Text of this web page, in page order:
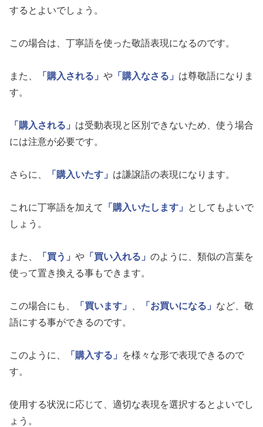
するとよいでしょう。
この場合は、丁寧語を使った敬語表現になるのです。
また、 「購入される」 や 「購入なさる」 は尊敬語になりま
す。
「購入される」 は受動表現と区別できないため、使う場合
には注意が必要です。
さらに、 「購入いたす」 は謙譲語の表現になります。
これに丁寧語を加えて 「購入いたします」
としてもよいで
しょう。
また、 「買う」 や 「買い入れる」 のように、類似の言葉を
使って置き換える事もできます。
この場合にも、 「買います」 「お買いになる」 など、敬
語にする事ができるのです。
このように、 「購入する」
を様々な形で表現できるので
す。
使用する状況に応じて、適切な表現を選択するとよいでし
ょう。